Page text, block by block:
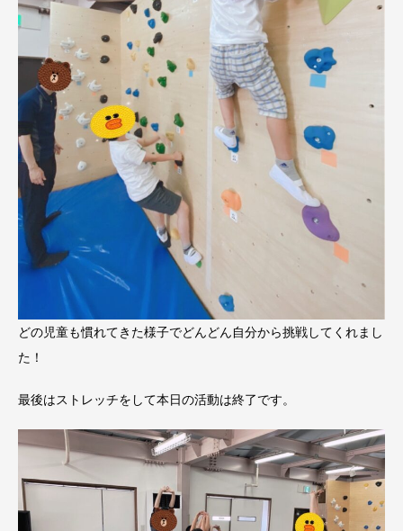
どの児童も慣れてきた様子でどんどん自分から挑戦してくれまし
た！
最後はストレッチをして本日の活動は終了です。